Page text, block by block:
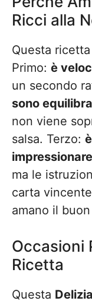
Ricci alla
Questa
Primo: è
un secondo
sono
non viene
salsa. Terzo:
impressionare
ma le
carta
amano il
Occasioni
Ricetta
Questa